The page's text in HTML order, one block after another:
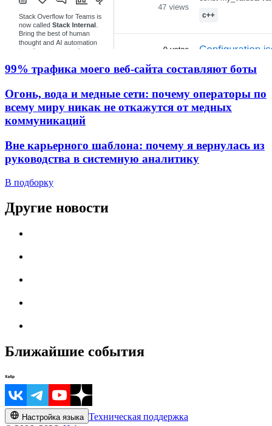
99% трафика моего веб‑сайта составляют боты
Огонь, вода и медные сети: почему операторы по
всему миру никак не откажутся от медных
коммуникаций
Вне карьерного шаблона: почему я вернулась из
руководства в системную аналитику
В подборку
Другие новости
Ближайшие события
Настройка языка Техническая поддержка